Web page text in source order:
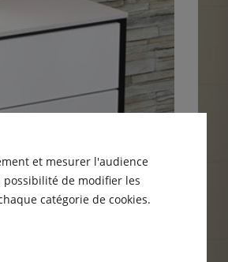
et mesurer l'audience
possibilité de modifier les
catégorie de cookies.